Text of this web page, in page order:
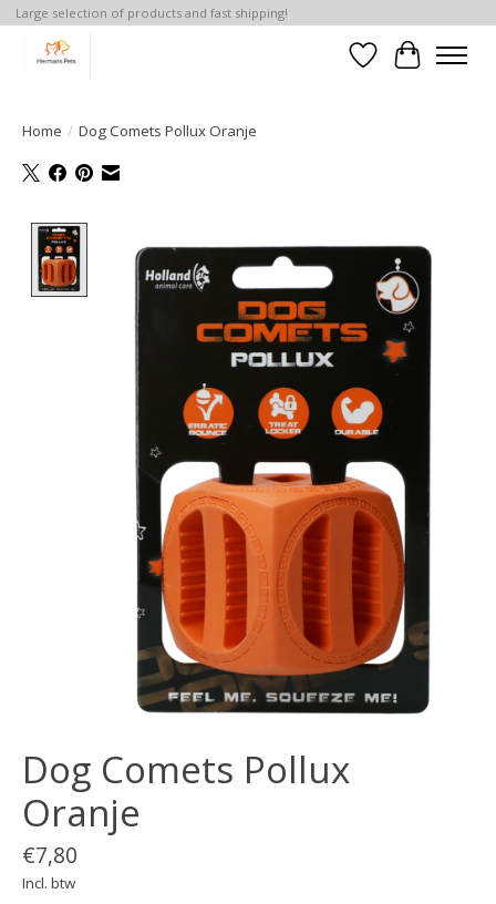
Large selection of products and fast shipping!
Verlanglijst
Home / Dog Comets Pollux Oranje
Dog Comets Pollux
Oranje
€7,80
Incl. btw